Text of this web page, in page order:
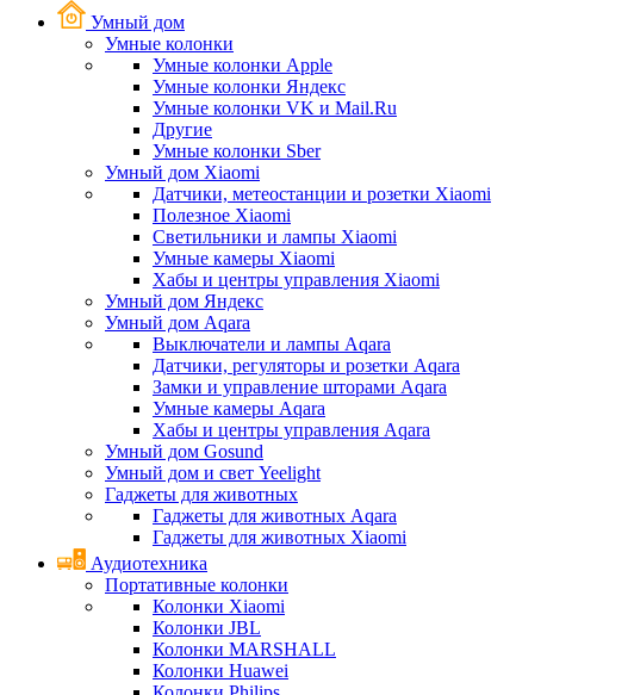
Умный дом
Умные колонки
Умные колонки Apple
Умные колонки Яндекс
Умные колонки VK и Mail.Ru
Другие
Умные колонки Sber
Умный дом Xiaomi
Датчики, метеостанции и розетки Xiaomi
Полезное Xiaomi
Светильники и лампы Xiaomi
Умные камеры Xiaomi
Хабы и центры управления Xiaomi
Умный дом Яндекс
Умный дом Aqara
Выключатели и лампы Aqara
Датчики, регуляторы и розетки Aqara
Замки и управление шторами Aqara
Умные камеры Aqara
Хабы и центры управления Aqara
Умный дом Gosund
Умный дом и свет Yeelight
Гаджеты для животных
Гаджеты для животных Aqara
Гаджеты для животных Xiaomi
Аудиотехника
Портативные колонки
Колонки Xiaomi
Колонки JBL
Колонки MARSHALL
Колонки Huawei